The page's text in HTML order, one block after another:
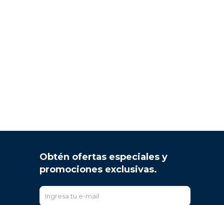
Obtén ofertas especiales y
promociones exclusivas.